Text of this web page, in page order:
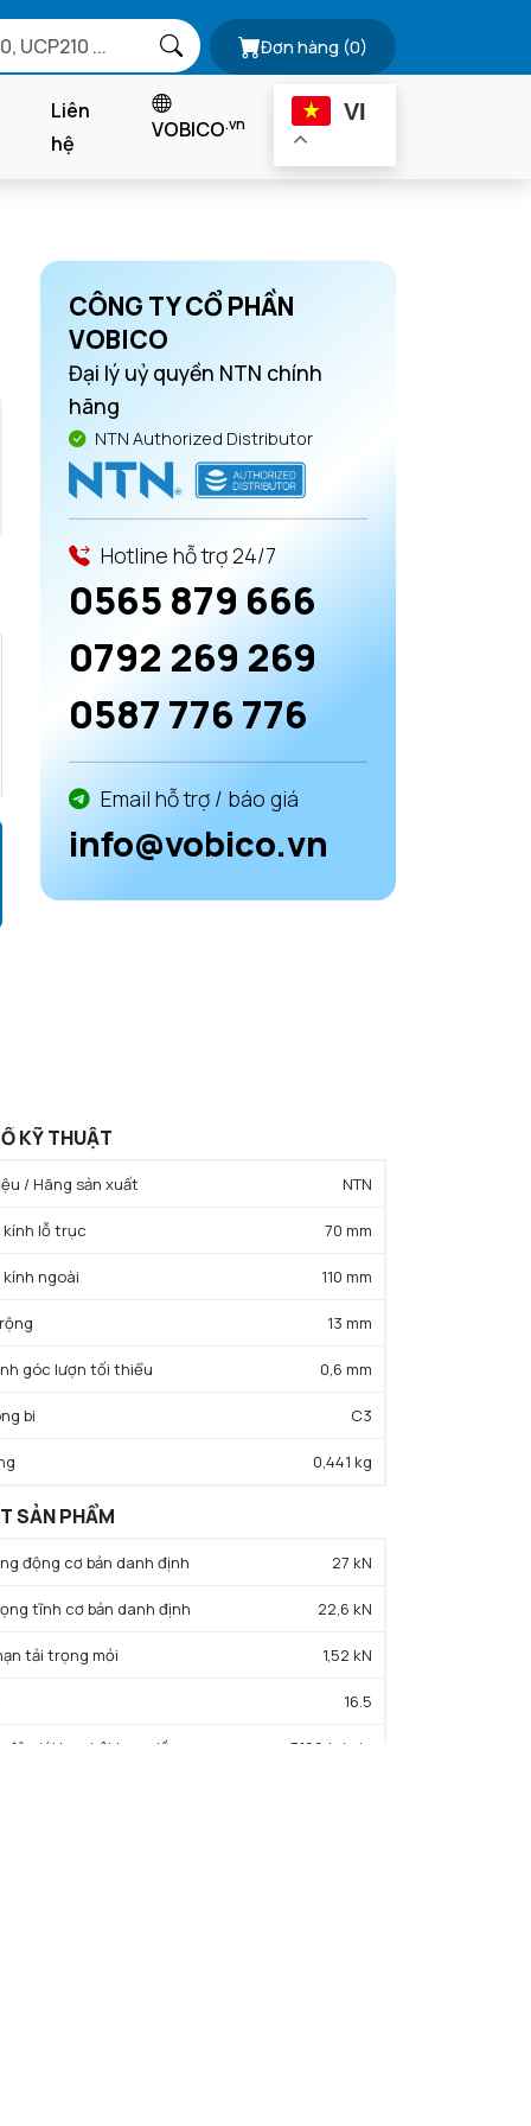
Đơn hàng (0)
Liên
hệ
VOBICO.vn VI
CÔNG TY CỔ PHẦN
VOBICO
Đại lý uỷ quyền NTN chính
hãng
NTN Authorized Distributor
Hotline hỗ trợ 24/7
0565 879 666
0792 269 269
0587 776 776
Email hỗ trợ / báo giá
info@vobico.vn
KỸ THUẬT
/ Hãng sản xuất NTN
lỗ trục 70 mm
kính ngoài 110 mm
13 mm
góc lượn tối thiểu 0,6 mm
bi C3
0,441 kg
SẢN PHẨM
động cơ bản danh định 27 kN
tĩnh cơ bản danh định 22,6 kN
tải trọng mỏi 1,52 kN
16.5
độ giới hạn bôi trơn dầu 7100 tr/min